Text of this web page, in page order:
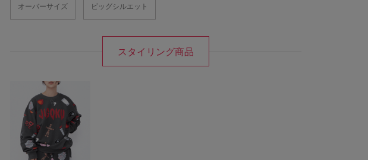
オーバーサイズ ビッグシルエット
スタイリング商品